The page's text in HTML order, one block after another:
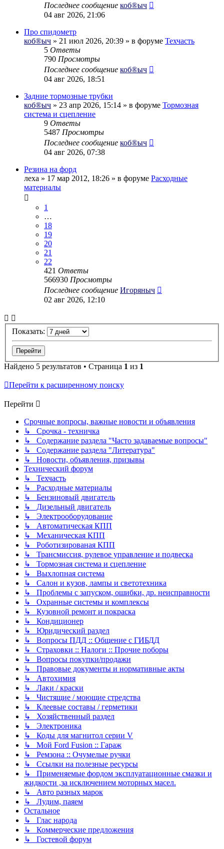
Последнее сообщение коб®ыч
04 авг 2026, 21:06
Про спидометр
коб®ыч » 21 июл 2026, 20:39 » в форуме Техчасть
5 Ответы
790 Просмотры
Последнее сообщение коб®ыч
04 авг 2026, 18:51
Задние тормозные трубки
коб®ыч » 23 апр 2026, 15:14 » в форуме Тормозная
система и сцепление
9 Ответы
5487 Просмотры
Последнее сообщение коб®ыч
04 авг 2026, 07:38
Резина на форд
леха » 17 мар 2012, 18:26 » в форуме Расходные
материалы
1
…
18
19
20
21
22
421 Ответы
566930 Просмотры
Последнее сообщение Игоряныч
02 авг 2026, 12:10
Показать:
Найдено 5 результатов • Страница 1 из 1
Перейти к расширенному поиску
Перейти
Срочные вопросы, важные новости и объявления
↳ Срочка - техничка
↳ Содержание раздела "Часто задаваемые вопросы"
↳ Содержание раздела "Литература"
↳ Новости, объявления, призывы
Технический форум
↳ Техчасть
↳ Расходные материалы
↳ Бензиновый двигатель
↳ Дизельный двигатель
↳ Электрооборудование
↳ Автоматическая КПП
↳ Механическая КПП
↳ Роботизированая КПП
↳ Трансмиссия, рулевое управление и подвеска
↳ Тормозная система и сцепление
↳ Выхлопная система
↳ Салон и кузов, лампы и светотехника
↳ Проблемы с запуском, ошибки, др. неисправности
↳ Охранные системы и комплексы
↳ Кузовной ремонт и покраска
↳ Кондиционер
↳ Юридический раздел
↳ Вопросы ПДД :: Общение с ГИБДД
↳ Страховки :: Налоги :: Прочие поборы
↳ Вопросы покупки/продажи
↳ Правовые документы и нормативные акты
↳ Автохимия
↳ Лаки / краски
↳ Чистящие / моющие стредства
↳ Клеевые составы / герметики
↳ Хозяйственный раздел
↳ Электроника
↳ Коды для магнитол серии V
↳ Мой Ford Fusion :: Гараж
↳ Ремзона :: Очумелые ручки
↳ Ссылки на полезные ресурсы
↳ Применяемые фордом эксплуатационные смазки и
жидкости ,за исключением моторных масел.
↳ Авто разных марок
↳ Лудим, паяем
Остальное
↳ Глас народа
↳ Коммерческие предложения
↳ Гостевой форум